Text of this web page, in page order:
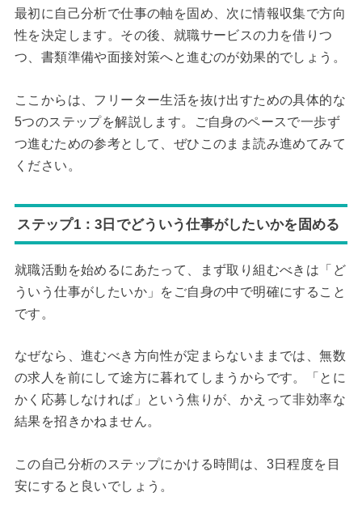
最初に自己分析で仕事の軸を固め、次に情報収集で方向
性を決定します。その後、就職サービスの力を借りつ
つ、書類準備や面接対策へと進むのが効果的でしょう。
ここからは、フリーター生活を抜け出すための具体的な
5つのステップを解説します。ご自身のペースで一歩ず
つ進むための参考として、ぜひこのまま読み進めてみて
ください。
ステップ1：3日でどういう仕事がしたいかを固める
就職活動を始めるにあたって、まず取り組むべきは「ど
ういう仕事がしたいか」をご自身の中で明確にすること
です。
なぜなら、進むべき方向性が定まらないままでは、無数
の求人を前にして途方に暮れてしまうからです。「とに
かく応募しなければ」という焦りが、かえって非効率な
結果を招きかねません。
この自己分析のステップにかける時間は、3日程度を目
安にすると良いでしょう。